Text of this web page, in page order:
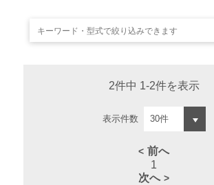
2件中 1-2件を表示
表示件数
前へ
1
次へ